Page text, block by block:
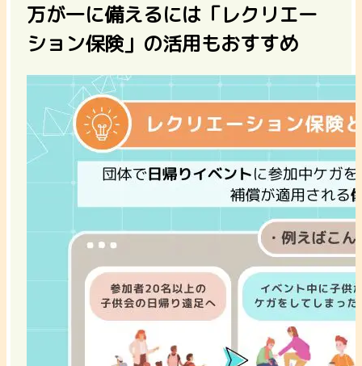
万が一に備えるには「レクリエー
ション保険」の活用もおすすめ